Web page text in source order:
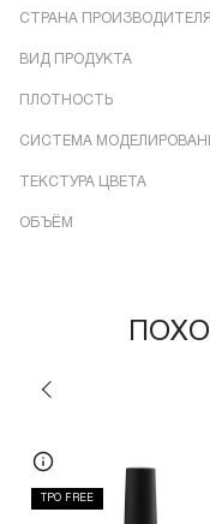
СТРАНА ПРОИЗВОДИТЕЛЯ
ВИД ПРОДУКТА
ПЛОТНОСТЬ
СИСТЕМА
ТЕКСТУРА ЦВЕТА
ОБЪЁМ
TPO FREE